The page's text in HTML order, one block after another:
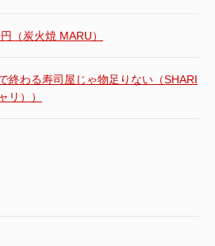
（炭火焼 MARU）
終わる寿司屋じゃ物足りない（SHARI
リ））